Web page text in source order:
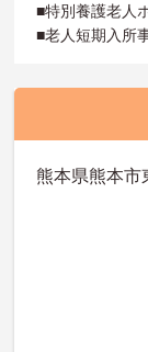
■特別養護老人
■老人短期入所
熊本県熊本市